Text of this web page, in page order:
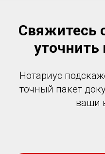
Свяжитесь
уточнить
Нотариус
точный пакет
ваши